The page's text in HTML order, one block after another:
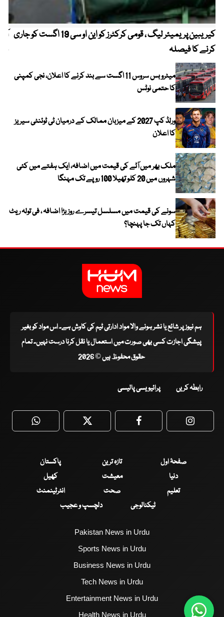
کیریبین پریمیئر لیگ ، قومی کرکٹرز کو این او سی 19 اگست کو جاری
کرنے کا فیصلہ
میٹرو بس سروس 11 اگست سے بند کرنے کا اعلان، نجی کمپنی
کا حتمی نوٹس
ورلڈ کپ 2027 کے میزبان ممالک کے درمیان ٹی ٹوئنٹی سیریز
کا اعلان
ملک بھر میں آٹے کی قیمت میں اضافہ، ایک ہفتے میں کئی
شہروں میں 20 کلو تھیلا 100 روپے تک مہنگا
سونے کی قیمت میں مسلسل تیسرے روز بڑا اضافہ ، فی تولہ ریٹ
کہاں تک جا پہنچا؟
ہم نیوز پر شائع یا نشر ہونے والا مواد ادارتی ٹیم کی کاوش ہے۔ اس مواد کو بغیر
پیشگی اجازت کسی بھی صورت میں استعمال یا نقل کرنا درست نہیں۔ تمام
حقوق محفوظ ہیں © 2026
رابطہ کریں پرائیویسی پالیسی
WhatsApp Twitter Facebook
صفحۂ اول تازہ ترین
پاکستان
دنیا
معیشت
کھیل
تعلیم
صحت
انٹرٹینمنٹ
ٹیکنالوجی
دلچسپ و عجیب
Pakistan News in Urdu
Sports News in Urdu
Business News in Urdu
Tech News in Urdu
Entertainment News in Urdu
Health News in Urdu